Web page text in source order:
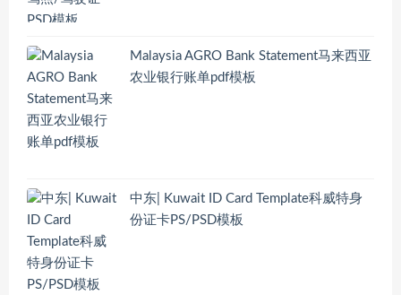
Malaysia AGRO Bank Statement马来西亚
农业银行账单pdf模板
中东| Kuwait ID Card Template科威特身
份证卡PS/PSD模板